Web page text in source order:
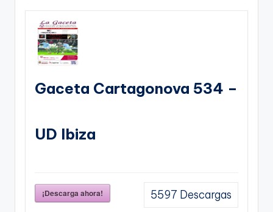
Gaceta Cartagonova 534 –
UD Ibiza
¡Descarga ahora! 5597 Descargas